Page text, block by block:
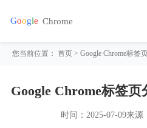
您当前位置：首页 > Google Chrome标签
Google Chrome标签
时间： 2025-07-09来源